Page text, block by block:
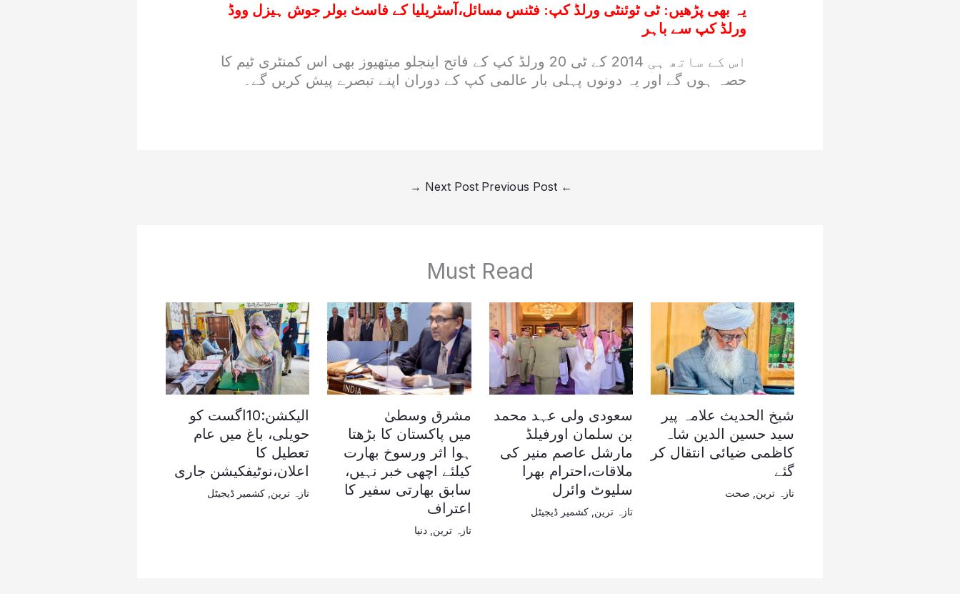
یہ بھی پڑھیں:ٹی ٹوئنٹی ورلڈ کپ: فٹنس مسائل،آسٹریلیا کے فاسٹ بولر جوش ہیزل ووڈ
ورلڈ کپ سے باہر
اس کے ساتھ ہی 2014 کے ٹی 20 ورلڈ کپ کے فاتح اینجلو میتھیوز بھی اس کمنٹری ٹیم کا
حصہ ہوں گے اور یہ دونوں پہلی بار عالمی کپ کے دوران اپنے تبصرے پیش کریں گے۔
←
Next Post
→
Must Read
شیخ الحدیث علامہ پیر
سید حسین الدین شاہ
کاظمی ضیائی انتقال کر
گئے
تازہ ترین صحت
سعودی ولی عہد محمد
بن سلمان اورفیلڈ
مارشل عاصم منیر کی
ملاقات،احترام بھرا
سلیوٹ وائرل
تازہ ترین ,کشمیر ڈیجیٹل
مشرق وسطیٰ
میں پاکستان کا بڑھتا
ہوا اثر ورسوخ بھارت
کیلئے اچھی خبر نہیں،
سابق بھارتی سفیر کا
اعتراف
تازہ ترین ,دنیا
الیکشن:10اگست کو
حویلی، باغ میں عام
تعطیل کا
اعلان،نوٹیفکیشن جاری
تازہ ترین کشمیر ڈیجیٹل